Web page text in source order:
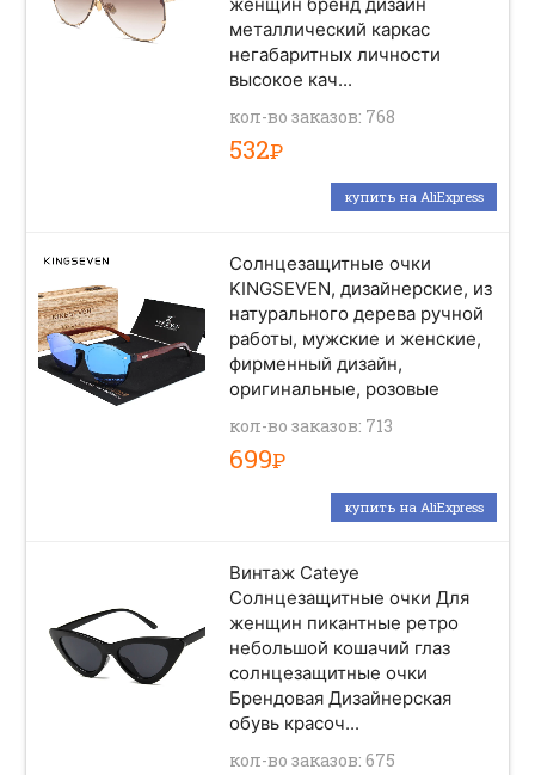
металлический каркас
негабаритных личности
высокое кач...
кол-во заказов: 768
532Р
купить на AliExpress
Солнцезащитные очки
KINGSEVEN, дизайнерские, из
натурального дерева ручной
работы, мужские и женские,
фирменный дизайн,
оригинальные, розовые
кол-во заказов: 713
699Р
купить на AliExpress
Винтаж Cateye
Солнцезащитные очки Для
женщин пикантные ретро
небольшой кошачий глаз
солнцезащитные очки
Брендовая Дизайнерская
обувь красоч...
кол-во заказов: 675